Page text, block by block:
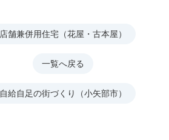
店舗兼併用住宅（花屋・古本屋）
一覧へ戻る
自給自足の街づくり（小矢部市）